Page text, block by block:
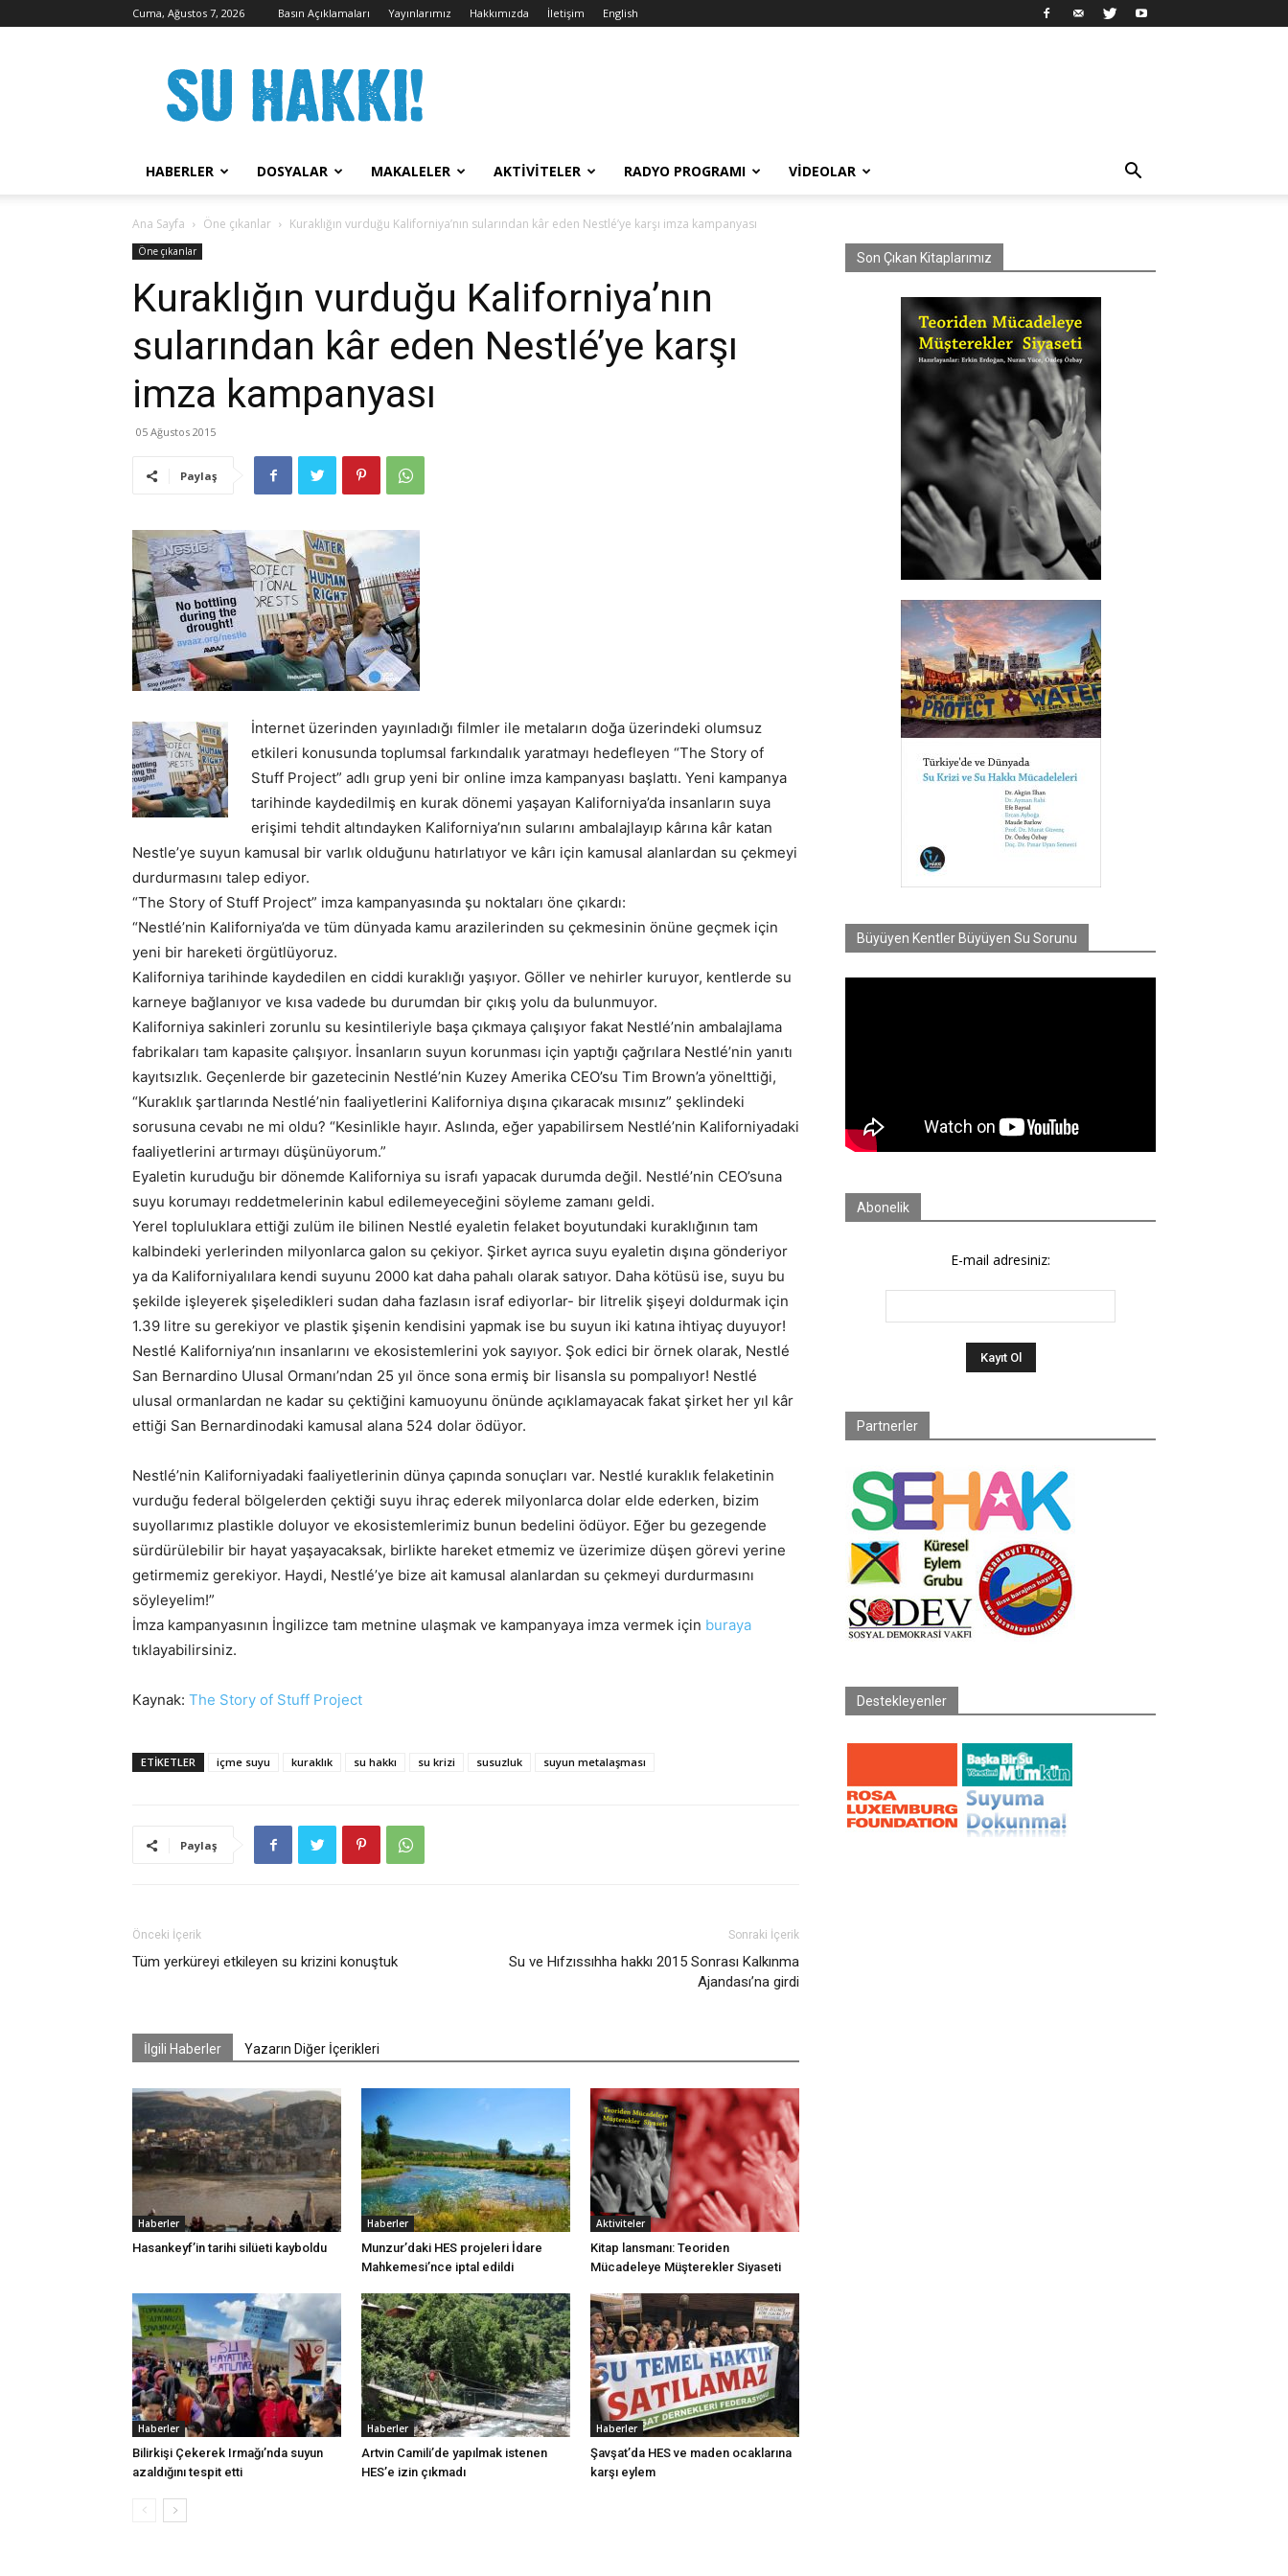
Cuma, Ağustos 7, 2026 Basın Açıklamaları Yayınlarımız Hakkımızda İletişim English
Hakkı
Kampanyası
HABERLER DOSYALAR MAKALELER AKTIVITELER RADYO PROGRAMI VIDEOLAR
Ana Sayfa Öne çıkanlar Kuraklığın vurduğu Kaliforniya’nın sularından kâr eden Nestlé’ye karşı imza kampanyası
Öne çıkanlar
Kuraklığın vurduğu Kaliforniya’nın
sularından kâr eden Nestlé’ye karşı
imza kampanyası
05 Ağustos 2015
Paylaş
İnternet üzerinden yayınladığı filmler ile metaların doğa üzerindeki olumsuz
etkileri konusunda toplumsal farkındalık yaratmayı hedefleyen “The Story of
Stuff Project” adlı grup yeni bir online imza kampanyası başlattı. Yeni kampanya
tarihinde kaydedilmiş en kurak dönemi yaşayan Kaliforniya’da insanların suya
erişimi tehdit altındayken Kaliforniya’nın sularını ambalajlayıp kârına kâr katan
Nestle’ye suyun kamusal bir varlık olduğunu hatırlatıyor ve kârı için kamusal alanlardan su çekmeyi
durdurmasını talep ediyor.
“The Story of Stuff Project” imza kampanyasında şu noktaları öne çıkardı:
“Nestlé’nin Kaliforniya’da ve tüm dünyada kamu arazilerinden su çekmesinin önüne geçmek için
yeni bir hareketi örgütlüyoruz.
Kaliforniya tarihinde kaydedilen en ciddi kuraklığı yaşıyor. Göller ve nehirler kuruyor, kentlerde su
karneye bağlanıyor ve kısa vadede bu durumdan bir çıkış yolu da bulunmuyor.
Kaliforniya sakinleri zorunlu su kesintileriyle başa çıkmaya çalışıyor fakat Nestlé’nin ambalajlama
fabrikaları tam kapasite çalışıyor. İnsanların suyun korunması için yaptığı çağrılara Nestlé’nin yanıtı
kayıtsızlık. Geçenlerde bir gazetecinin Nestlé’nin Kuzey Amerika CEO’su Tim Brown’a yönelttiği,
“Kuraklık şartlarında Nestlé’nin faaliyetlerini Kaliforniya dışına çıkaracak mısınız” şeklindeki
sorusuna cevabı ne mi oldu? “Kesinlikle hayır. Aslında, eğer yapabilirsem Nestlé’nin Kaliforniyadaki
faaliyetlerini artırmayı düşünüyorum.”
Eyaletin kuruduğu bir dönemde Kaliforniya su israfı yapacak durumda değil. Nestlé’nin CEO’suna
suyu korumayı reddetmelerinin kabul edilemeyeceğini söyleme zamanı geldi.
Yerel topluluklara ettiği zulüm ile bilinen Nestlé eyaletin felaket boyutundaki kuraklığının tam
kalbindeki yerlerinden milyonlarca galon su çekiyor. Şirket ayrıca suyu eyaletin dışına gönderiyor
ya da Kaliforniyalılara kendi suyunu 2000 kat daha pahalı olarak satıyor. Daha kötüsü ise, suyu bu
şekilde işleyerek şişeledikleri sudan daha fazlasın israf ediyorlar- bir litrelik şişeyi doldurmak için
1.39 litre su gerekiyor ve plastik şişenin kendisini yapmak ise bu suyun iki katına ihtiyaç duyuyor!
Nestlé Kaliforniya’nın insanlarını ve ekosistemlerini yok sayıyor. Şok edici bir örnek olarak, Nestlé
San Bernardino Ulusal Ormanı’ndan 25 yıl önce sona ermiş bir lisansla su pompalıyor! Nestlé
ulusal ormanlardan ne kadar su çektiğini kamuoyunu önünde açıklamayacak fakat şirket her yıl kâr
ettiği San Bernardinodaki kamusal alana 524 dolar ödüyor.
Nestlé’nin Kaliforniyadaki faaliyetlerinin dünya çapında sonuçları var. Nestlé kuraklık felaketinin
vurduğu federal bölgelerden çektiği suyu ihraç ederek milyonlarca dolar elde ederken, bizim
suyollarımız plastikle doluyor ve ekosistemlerimiz bunun bedelini ödüyor. Eğer bu gezegende
sürdürülebilir bir hayat yaşayacaksak, birlikte hareket etmemiz ve üzerimize düşen görevi yerine
getirmemiz gerekiyor. Haydi, Nestlé’ye bize ait kamusal alanlardan su çekmeyi durdurmasını
söyleyelim!”
İmza kampanyasının İngilizce tam metnine ulaşmak ve kampanyaya imza vermek için buraya
tıklayabilirsiniz.
Kaynak: The Story of Stuff Project
ETIKETLER içme suyu kuraklık su hakkı su krizi susuzluk suyun metalaşması
Paylaş
Önceki İçerik
Tüm yerküreyi etkileyen su krizini konuştuk
Sonraki İçerik
Su ve Hıfzıssıhha hakkı 2015 Sonrası Kalkınma
Ajandası’na girdi
İlgili Haberler Yazarın Diğer İçerikleri
Haberler
Hasankeyf’in tarihi silüeti kayboldu
Haberler
Munzur’daki HES projeleri İdare
Mahkemesi’nce iptal edildi
Aktiviteler
Kitap lansmanı: Teoriden
Mücadeleye Müşterekler Siyaseti
Haberler
Bilirkişi Çekerek Irmağı’nda suyun
azaldığını tespit etti
Haberler
Artvin Camili’de yapılmak istenen
HES’e izin çıkmadı
Haberler
Şavşat’da HES ve maden ocaklarına
karşı eylem
Son Çıkan Kitaplarımız
Büyüyen Kentler Büyüyen Su Sorunu
Abonelik
E-mail adresiniz:
Partnerler
Destekleyenler